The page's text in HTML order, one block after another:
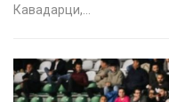
Кавадарци,…